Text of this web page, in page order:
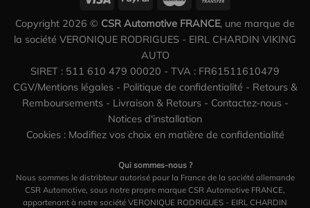
Copyright 2026 © CSR Automotive FRANCE, une marque de
la société VERONIQUE RODRIGUES - EIRL CHARDIN VIKING
AUTO
SIRET : 511 610 479 00020 - TVA : FR61511610479
CGV/Mentions légales- Politique de confidentialité - Retours &
Remboursements- Livraison & Retours- Contactez-nous-
Notices d'installation
Cookies : Modifiez vos choix en matière de confidentialité
Qui sommes-nous ?
Nous sommes le distribteur autorisé pour la France de la société allemande
CSR Automotive, sous notre propre marque CSR Automotive FRANCE,
appartenant à notre société VERONIQUE RODRIGUES - EIRL CHARDIN